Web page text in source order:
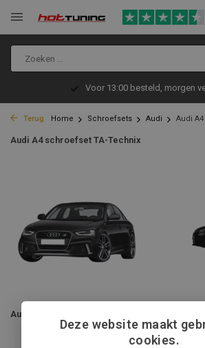
Voor 13:00 besteld, morgen
Terug Home Schroefsets Audi Audi A4
Audi A4 schroefset TA-Technix
Audi A4 Sedan/Avant
Deze website maakt
cookies.